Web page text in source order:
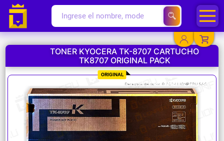
YA EXISTO
TONER KYOCERA TK-8707 CARTUCHO
TK8707 ORIGINAL PACK
ORIGINAL